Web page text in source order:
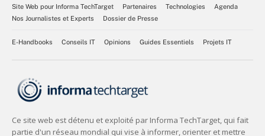
Site Web pour Informa TechTarget Partenaires Technologies
Agenda
Nos Journalistes et Experts
Dossier de Presse
E-Handbooks Conseils IT Opinions Guides Essentiels Projets IT